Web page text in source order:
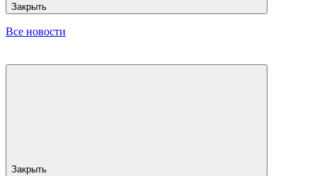
Закрыть
Все новости
Закрыть